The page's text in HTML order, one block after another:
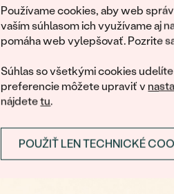
Používame cookies, aby web
vaším súhlasom ich využívame aj
pomáha web vylepšovať. Pozrite
Súhlas so všetkými cookies
preferencie môžete upraviť v
nájdetetu.
POUŽIŤ LEN TECHNICKÉ